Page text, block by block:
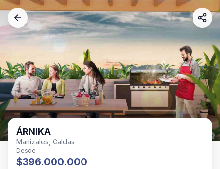
ÁRNIKA
Manizales, Caldas
Desde
$396.000.000